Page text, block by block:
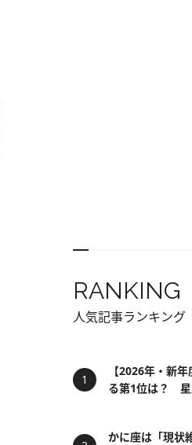
RANKING
人気記事ランキング
【2026年・新
る第1位は？ 星
かに座は「現状